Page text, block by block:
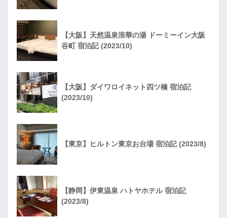
【大阪】天然温泉浪華の湯 ドーミーイン大阪
谷町 宿泊記 (2023/10)
【大阪】ダイワロイネット四ツ橋 宿泊記
(2023/10)
【東京】ヒルトン東京お台場 宿泊記 (2023/8)
【静岡】伊東温泉 ハトヤホテル 宿泊記
(2023/8)